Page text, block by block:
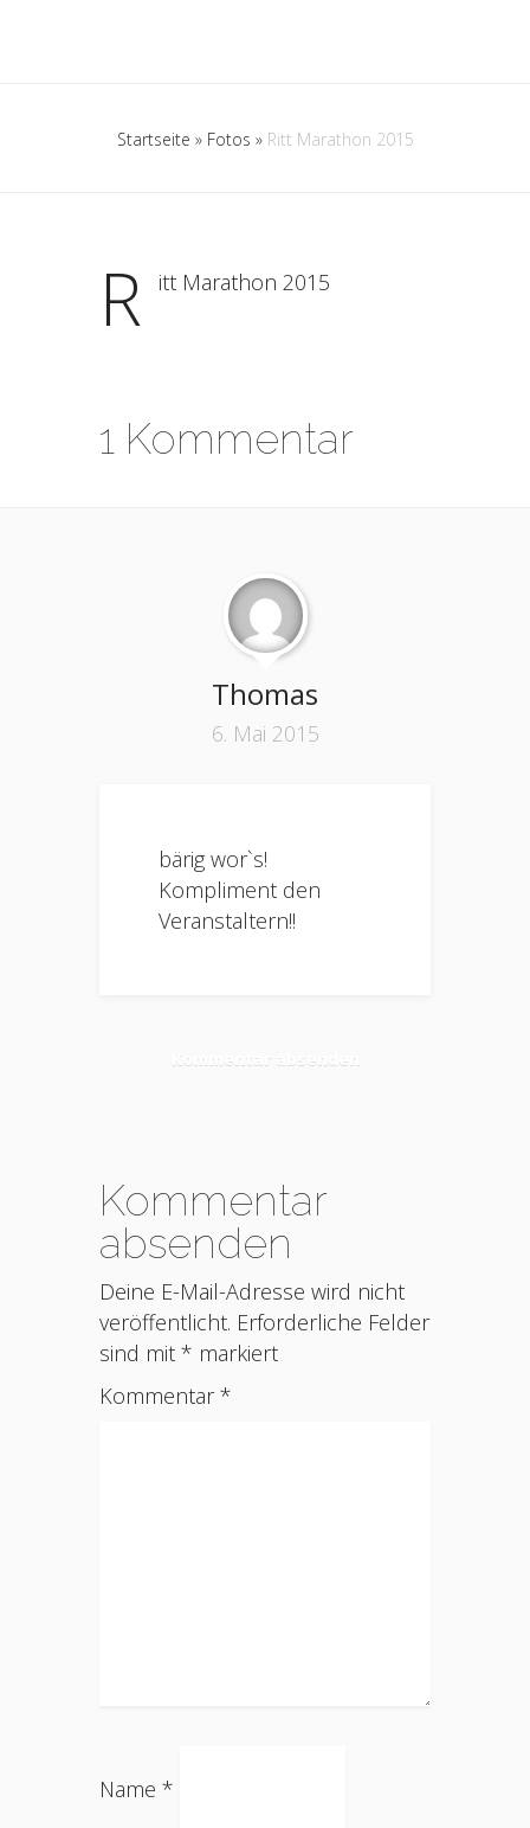
Startseite » Fotos »Ritt Marathon 2015
R itt Marathon 2015
1 Kommentar
Thomas
6. Mai 2015
bärig wor`s!
Kompliment den
Veranstaltern!!
Kommentar absenden
Kommentar
absenden
Deine E-Mail-Adresse wird nicht
veröffentlicht. Erforderliche Felder
sind mit * markiert
Kommentar*
Name *